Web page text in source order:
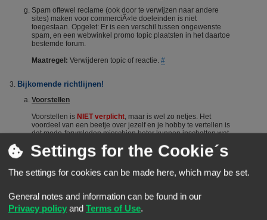
Spam oftewel reclame (ook door te verwijzen naar andere
sites) maken voor commerciÃ«le doeleinden is niet
toegestaan. Opgelet: Er is een verschil tussen ongewenste
spam, en een webwinkel promo topic plaatsten in het daartoe
bestemde forum.
Maatregel: Verwijderen topic of reactie. #
Bijkomende richtlijnen!
Voorstellen
Voorstellen is NIET verplicht , maar is wel zo netjes. Het
voordeel van een beetje over jezelf en je hobby te vertellen is
dat mede-forumleden misschien beter kunnen inschatten wat
Het voorstellen wordt dus vanuit het Forumteam wel
gestimuleerd maar niet verplicht. Echter, het is niet toegestaan
zich voor te stellen. Berichten die suggereren dat iemand zich
overtreden van deze regel kan een (tijdelijke) ban het gevolg
zijn.#
De zoekfunctie
Settings for the Cookie´s
The settings for cookies can be made here, which may be set.
General notes and information can be found in our
Privacy policy and Terms of Use.